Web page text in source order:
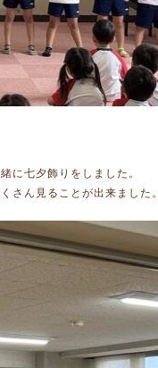
に七夕飾りをしました。
さん見ることが出来ました。